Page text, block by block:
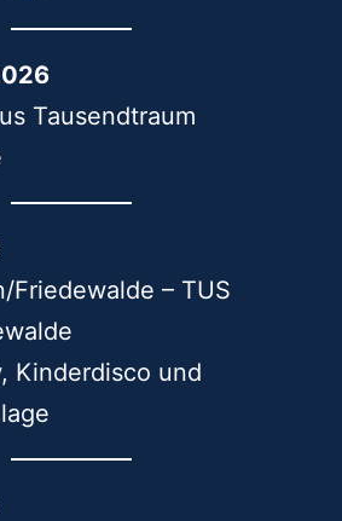
Tausendtraum
Friedewalde – TUS
Kinderdisco und